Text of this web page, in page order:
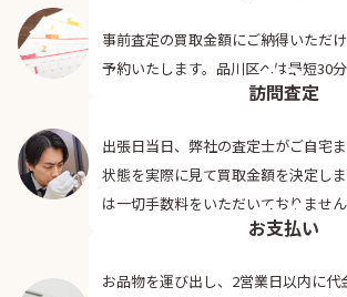
事前査定の買取金額にご納得いただ
予約いたします。品川区へは最短30分
03
訪問査定
出張日当日、弊社の査定士がご自宅
状態を実際に見て買取金額を決定し
は一切手数料をいただいておりません
04
お支払い
お品物を運び出し、2営業日以内に代